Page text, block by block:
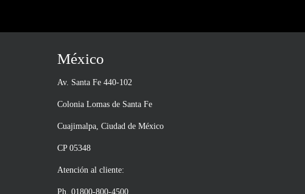
México
Av. Santa Fe 440-102
Colonia Lomas de Santa Fe
Cuajimalpa, Ciudad de México
CP 05348
Atención al cliente:
Ph. 01800-800-4500